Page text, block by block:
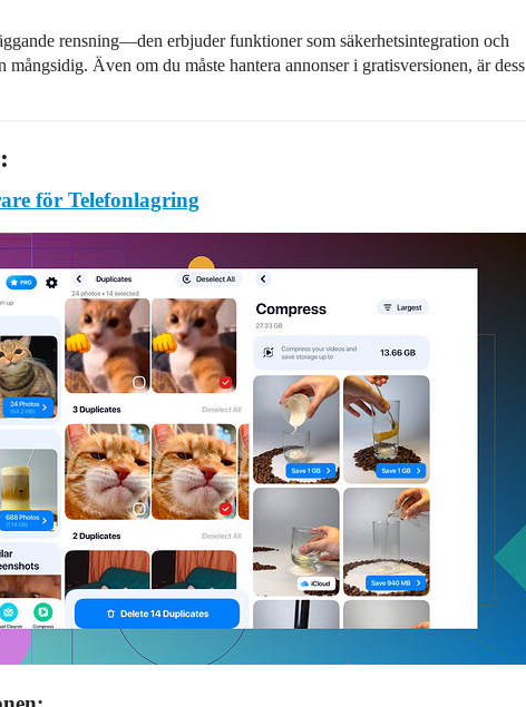
rensning—den erbjuder funktioner som säkerhetsintegration och
Även om du måste hantera annonser i gratisversionen, är dess
för Telefonlagring